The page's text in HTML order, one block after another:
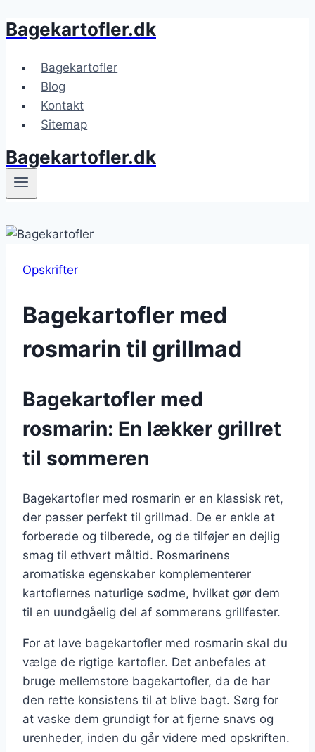
Fortsæt
indhold
Bagekartofler.dk
Bagekartofler
Blog
Kontakt
Sitemap
Bagekartofler.dk
Opskrifter
Bagekartofler med
rosmarin til grillmad
Bagekartofler med
rosmarin: En lækker grillret
til sommeren
Bagekartofler med rosmarin er en klassisk ret,
der passer perfekt til grillmad. De er enkle at
forberede og tilberede, og de tilføjer en dejlig
smag til ethvert måltid. Rosmarinens
aromatiske egenskaber komplementerer
kartoflernes naturlige sødme, hvilket gør dem
til en uundgåelig del af sommerens grillfester.
For at lave bagekartofler med rosmarin skal du
vælge de rigtige kartofler. Det anbefales at
bruge mellemstore bagekartofler, da de har
den rette konsistens til at blive bagt. Sørg for
at vaske dem grundigt for at fjerne snavs og
urenheder, inden du går videre med opskriften.